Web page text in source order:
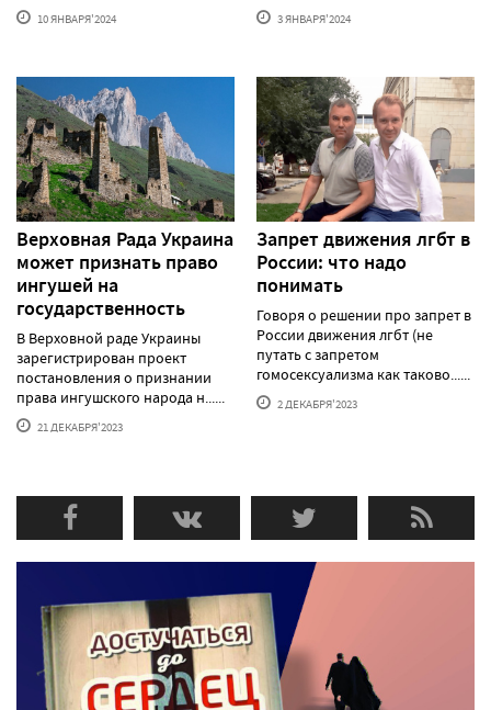
10 ЯНВАРЯ'2024 3 ЯНВАРЯ'2024
Верховная Рада Украина
может признать право
ингушей на
государственность
В Верховной раде Украины
зарегистрирован проект
постановления о признании
права ингушского народа н......
21 ДЕКАБРЯ'2023
Запрет движения лгбт в
России: что надо
понимать
Говоря о решении про запрет в
России движения лгбт (не
путать с запретом
гомосексуализма как таково......
2 ДЕКАБРЯ'2023